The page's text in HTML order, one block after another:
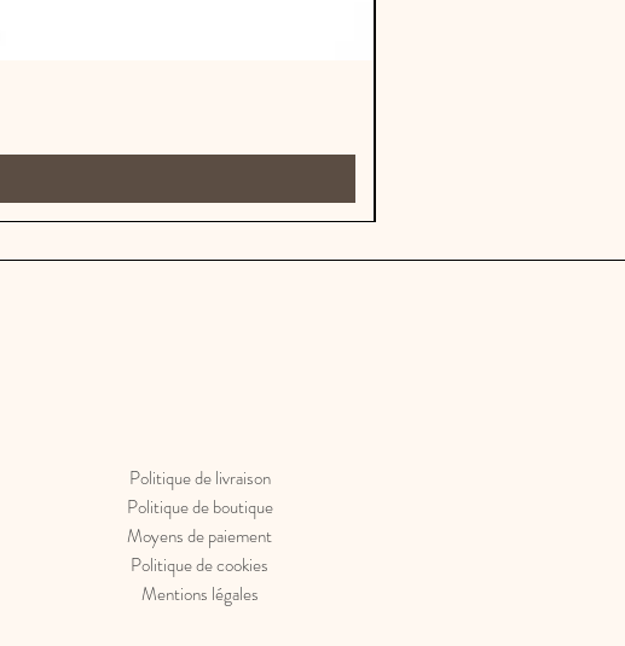
Politique de livraison
Politique de boutique
Moyens de paiement
Politique de cookies
Mentions légales